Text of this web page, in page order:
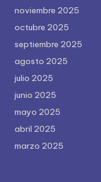
noviembre 2025
octubre 2025
septiembre 2025
agosto 2025
julio 2025
junio 2025
mayo 2025
abril 2025
marzo 2025